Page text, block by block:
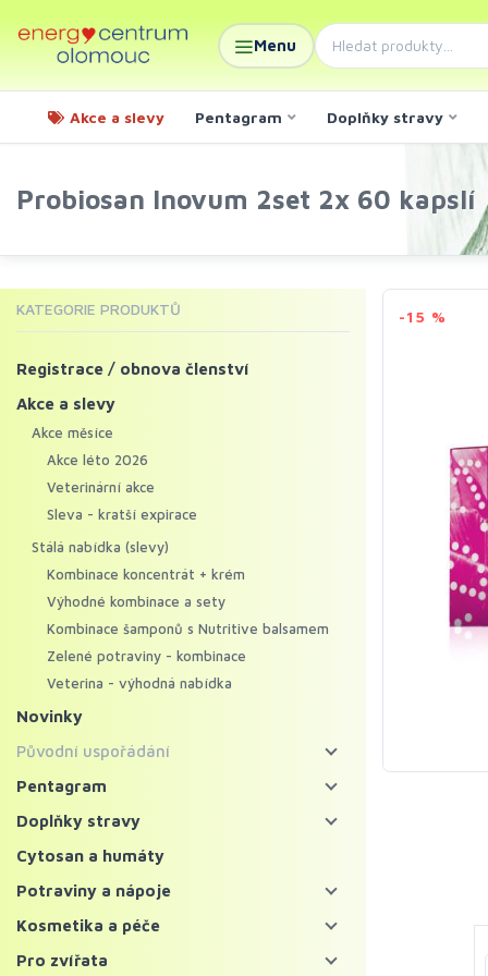
Menu
Akce a slevy Pentagram Doplňky stravy
Probiosan Inovum 2set 2x 60 kapslí
-15 %
KATEGORIE PRODUKTŮ
Registrace / obnova členství
Akce a slevy
Akce měsíce
Akce léto 2026
Veterinární akce
Sleva - kratší expirace
Stálá nabídka (slevy)
Kombinace koncentrát + krém
Výhodné kombinace a sety
Kombinace šamponů s Nutritive balsamem
Zelené potraviny - kombinace
Veterina - výhodná nabídka
Novinky
Původní uspořádání
Energy food
Pentagram - bylinné koncentráty
Pentagram
Koncentráty
Krémy
Doplňky stravy
Bylinné koncentráty
Probiotika a trávení
Cytosan a humáty
Potraviny a nápoje
Zelené potraviny
Bylinné čaje a nápoje
Kosmetika a péče
Pleť
Pro zvířata